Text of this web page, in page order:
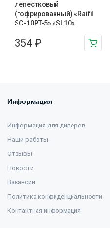
лепестковый
(гофрированный) «Raifil
SC-10PT-5» «SL10»
354 ₽
Информация
Информация для дилеров
Наши работы
Отзывы
Новости
Вакансии
Политика конфиденциальности
Контактная информация